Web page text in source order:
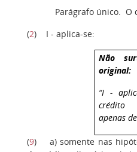
Parágrafo único. O
(2) I - aplica-se:
Não
original:
“I -
crédito
apenas
(9)
a) somente nas